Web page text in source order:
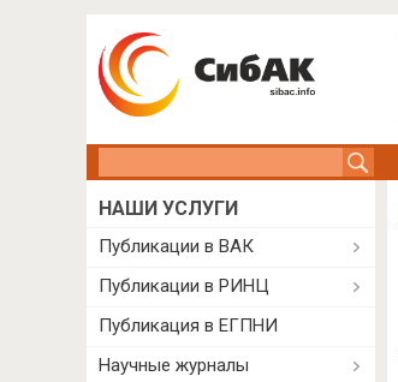
НАШИ УСЛУГИ
Публикации в ВАК
Публикации в РИНЦ
Публикация в ЕГПНИ
Научные журналы